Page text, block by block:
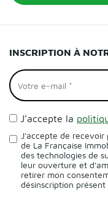
INSCRIPTION À
J’accepte la
J'accepte de
de La Française
des technologies de
leur ouverture et
retirer mon
désinscription